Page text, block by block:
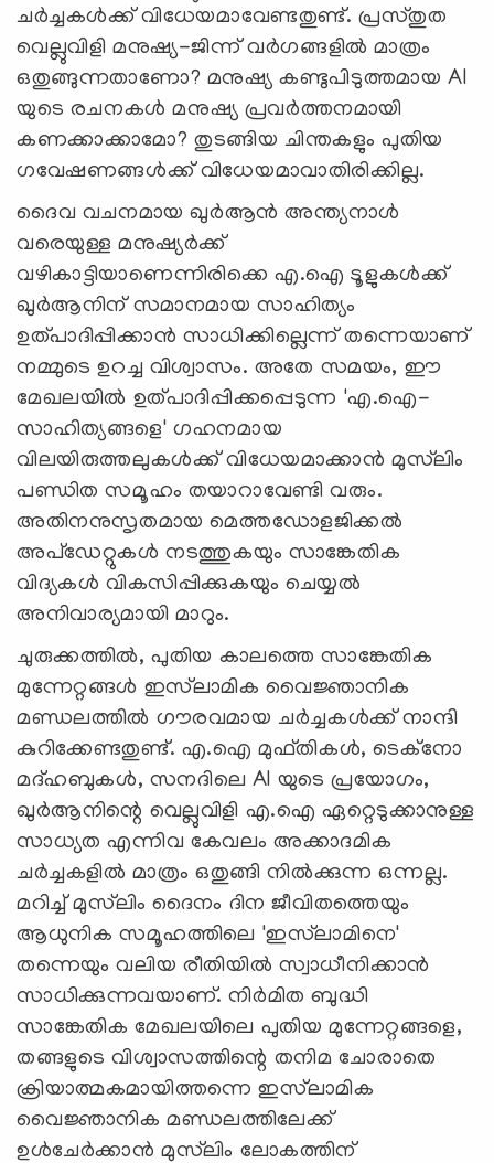
ചര്‍ച്ചകള്‍ക്ക് വിധേയമാവേണ്ടതുണ്ട്. പ്രസ്തുത
വെല്ലുവിളി മനുഷ്യ-ജിന്ന് വര്‍ഗങ്ങളില്‍ മാത്രം
ഒതുങ്ങുന്നതാണോ? മനുഷ്യ കണ്ടുപിടുത്തമായ AI
യുടെ രചനകള്‍ മനുഷ്യ പ്രവര്‍ത്തനമായി
കണക്കാക്കാമോ? തുടങ്ങിയ ചിന്തകളും പുതിയ
ഗവേഷണങ്ങള്‍ക്ക് വിധേയമാവാതിരിക്കില്ല.
ദൈവ വചനമായ ഖുര്‍ആന്‍ അന്ത്യനാള്‍
വരെയുള്ള മനുഷ്യര്‍ക്ക്
വഴികാട്ടിയാണെന്നിരിക്കെ എ.ഐ ടൂളുകള്‍ക്ക്
ഖുര്‍ആനിന് സമാനമായ സാഹിത്യം
ഉത്പാദിപ്പിക്കാന്‍ സാധിക്കില്ലെന്ന് തന്നെയാണ്
നമ്മുടെ ഉറച്ച വിശ്വാസം. അതേ സമയം, ഈ
മേഖലയില്‍ ഉത്പാദിപ്പിക്കപ്പെടുന്ന 'എ.ഐ-
സാഹിത്യങ്ങളെ' ഗഹനമായ
വിലയിരുത്തലുകള്‍ക്ക് വിധേയമാക്കാന്‍ മുസ്‍ലിം
പണ്ഡിത സമൂഹം തയാറാവേണ്ടി വരും.
അതിനനുസൃതമായ മെത്തഡോളജിക്കല്‍
അപ്‌ഡേറ്റുകള്‍ നടത്തുകയും സാങ്കേതിക
വിദ്യകള്‍ വികസിപ്പിക്കുകയും ചെയ്യല്‍
അനിവാര്യമായി മാറും.
ചുരുക്കത്തില്‍, പുതിയ കാലത്തെ സാങ്കേതിക
മുന്നേറ്റങ്ങള്‍ ഇസ്‍ലാമിക വൈജ്ഞാനിക
മണ്ഡലത്തില്‍ ഗൗരവമായ ചര്‍ച്ചകള്‍ക്ക് നാന്ദി
കുറിക്കേണ്ടതുണ്ട്. എ.ഐ മുഫ്തികള്‍, ടെക്‌നോ
മദ്ഹബുകള്‍, സനദിലെ AI യുടെ പ്രയോഗം,
ഖുര്‍ആനിന്റെ വെല്ലുവിളി എ.ഐ ഏറ്റെടുക്കാനുള്ള
സാധ്യത എന്നിവ കേവലം അക്കാദമിക
ചര്‍ച്ചകളില്‍ മാത്രം ഒതുങ്ങി നില്‍ക്കുന്ന ഒന്നല്ല.
മറിച്ച് മുസ്‍ലിം ദൈനം ദിന ജീവിതത്തെയും
ആധുനിക സമൂഹത്തിലെ 'ഇസ്‍ലാമിനെ'
തന്നെയും വലിയ രീതിയില്‍ സ്വാധീനിക്കാന്‍
സാധിക്കുന്നവയാണ്. നിര്‍മിത ബുദ്ധി
സാങ്കേതിക മേഖലയിലെ പുതിയ മുന്നേറ്റങ്ങളെ,
തങ്ങളുടെ വിശ്വാസത്തിന്റെ തനിമ ചോരാതെ
ക്രിയാത്മകമായിത്തന്നെ ഇസ്‍ലാമിക
വൈജ്ഞാനിക മണ്ഡലത്തിലേക്ക്
ഉള്‍ചേര്‍ക്കാന്‍ മുസ്‍ലിം ലോകത്തിന്